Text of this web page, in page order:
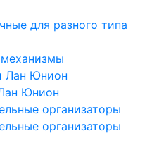
для разного типа
Лан Юнион
Юнион
организаторы
организаторы